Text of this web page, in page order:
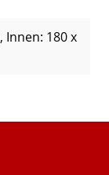
, Innen: 180 x